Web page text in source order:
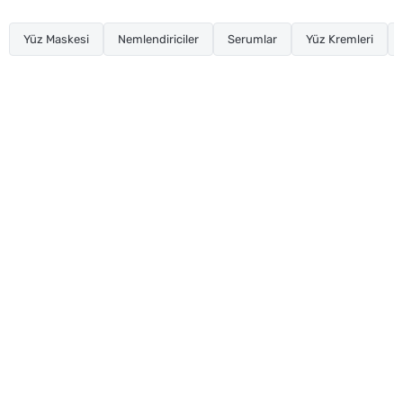
Yüz Maskesi Nemlendiriciler Serumlar Yüz Kremleri